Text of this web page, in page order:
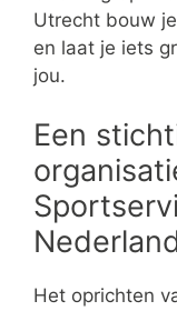
Utrecht bouw
en laat je iets
jou.
Een
Het oprichten